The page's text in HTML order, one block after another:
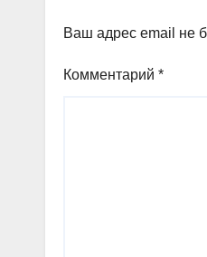
Ваш адрес email не
Комментарий *